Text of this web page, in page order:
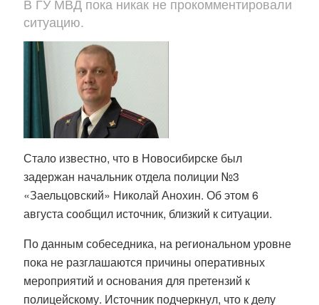
В ГУ МВД пока никак не прокомментировали
ситуацию.
Стало известно, что в Новосибирске был
задержан начальник отдела полиции №3
«Заельцовский» Николай Анохин. Об этом 6
августа сообщил источник, близкий к ситуации.
По данным собеседника, на региональном уровне
пока не разглашаются причины оперативных
мероприятий и основания для претензий к
полицейскому. Источник подчеркнул, что к делу